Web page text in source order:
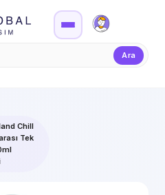
Firma Girişi
Ara
Chill
Tek